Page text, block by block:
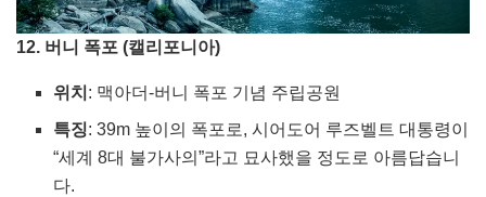
12. 버니 폭포 (캘리포니아)
위치 : 맥아더-버니 폭포 기념 주립공원
특징: 39m 높이의 폭포로, 시어도어 루즈벨트 대통령이
“세계 8대 불가사의”라고 묘사했을 정도로 아름답습니
다.